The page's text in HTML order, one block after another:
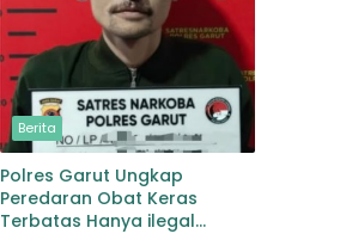
Berita
Polres Garut Ungkap
Peredaran Obat Keras
Terbatas Hanya ilegal